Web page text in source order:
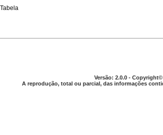
NO APARELHO DIGESTIVO
Tabela
Versão: 2.0.0 -
A reprodução, total ou parcial, das informações